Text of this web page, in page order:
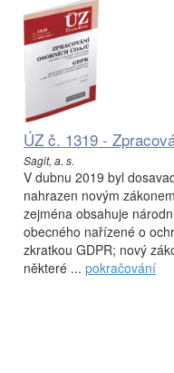
ÚZ č. 1319 -
Sagit, a. s.
V dubnu 2019 byl
nahrazen novým
zejména obsahuje
obecného nařízené o
zkratkou GDPR; nový
některé ... pokračování